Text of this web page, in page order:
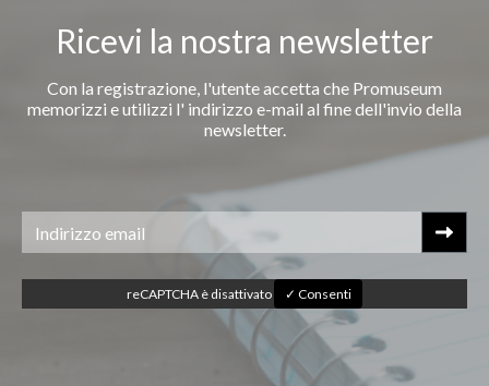
Ricevi la nostra newsletter
Con la registrazione, l'utente accetta che Promuseum
memorizzi e utilizzi l' indirizzo e-mail al fine dell'invio della
newsletter.
reCAPTCHA è disattivato ✓ Consenti